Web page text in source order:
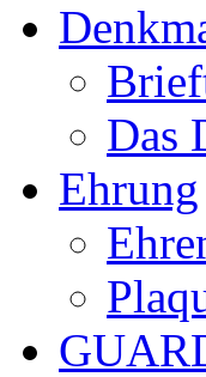
Das
Ehrung